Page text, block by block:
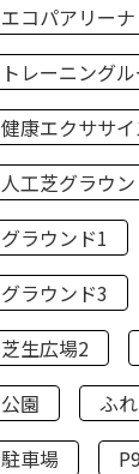
エコパアリーナ
トレーニング
健康エクササ
人工芝グラウン
グラウンド1
グラウンド3
芝生広場2
公園
ふ
駐車場